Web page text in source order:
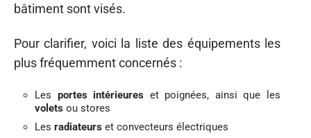
bâtiment sont visés.
Pour clarifier, voici la liste des équipements les
plus fréquemment concernés :
Les portes intérieures et poignées, ainsi que les
volets ou stores
Les radiateurs et convecteurs électriques